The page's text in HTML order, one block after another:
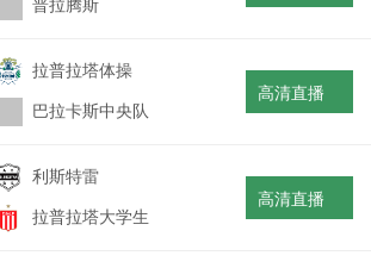
拉普拉塔体操
巴拉卡斯中央队
高清直播
利斯特雷
拉普拉塔大学生
高清直播